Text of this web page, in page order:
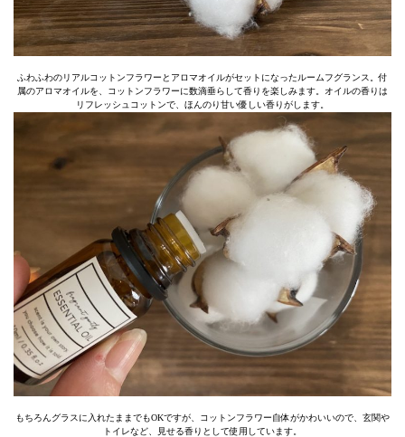
ふわふわのリアルコットンフラワーとアロマオイルがセットになったルームフグランス。付
属のアロマオイルを、コットンフラワーに数滴垂らして香りを楽しみます。オイルの香りは
リフレッシュコットンで、ほんのり甘い優しい香りがします。
もちろんグラスに入れたままでもOKですが、コットンフラワー自体がかわいいので、玄関や
トイレなど、見せる香りとして使用しています。